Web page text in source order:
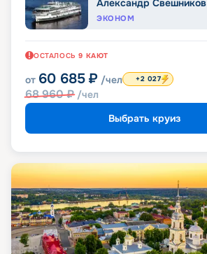
Александр Свешников
ЭКОНОМ
ОСТАЛОСЬ 9 КАЮТ
от 60 685 ₽ /чел
68 960₽ /чел
+2 027
Выбрать круиз